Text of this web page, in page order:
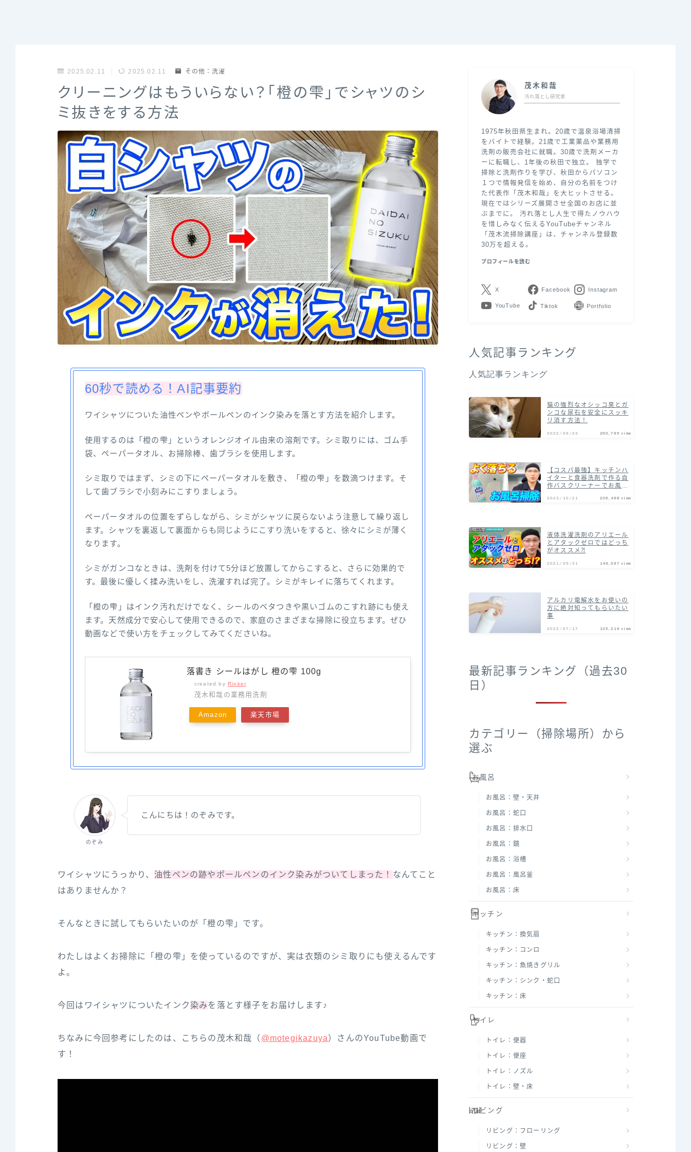
2025.02.11 2025.02.11 その他：洗濯
クリーニングはもういらない？「橙の雫」でシャツのシ
ミ抜きをする方法
60秒で読める！AI記事要約
ワイシャツについた油性ペンやボールペンのインク染みを落とす方法を紹介します。
使用するのは「橙の雫」というオレンジオイル由来の溶剤です。シミ取りには、ゴム手
袋、ペーパータオル、お掃除棒、歯ブラシを使用します。
シミ取りではまず、シミの下にペーパータオルを敷き、「橙の雫」を数滴つけます。そ
して歯ブラシで小刻みにこすりましょう。
ペーパータオルの位置をずらしながら、シミがシャツに戻らないよう注意して繰り返し
ます。シャツを裏返して裏面からも同じようにこすり洗いをすると、徐々にシミが薄く
なります。
シミがガンコなときは、洗剤を付けて5分ほど放置してからこすると、さらに効果的で
す。最後に優しく揉み洗いをし、洗濯すれば完了。シミがキレイに落ちてくれます。
「橙の雫」はインク汚れだけでなく、シールのベタつきや黒いゴムのこすれ跡にも使え
ます。天然成分で安心して使用できるので、家庭のさまざまな掃除に役立ちます。ぜひ
動画などで使い方をチェックしてみてくださいね。
落書き シールはがし 橙の雫 100g
created by Rinker
茂木和哉の業務用洗剤
Amazon 楽天市場
のぞみ
こんにちは！のぞみです。
ワイシャツにうっかり、 油性ペンの跡やポールペンのインク染みがついてしまった！ なんてこと
はありませんか？
そんなときに試してもらいたいのが「橙の雫」です。
わたしはよくお掃除に「橙の雫」を使っているのですが、実は衣類のシミ取りにも使えるんです
よ。
今回はワイシャツについたインク 染みを落とす様子をお届けします♪
ちなみに今回参‌考‌に‌し‌た‌の‌は、‌こ‌ち‌ら‌の‌茂‌木‌和‌哉‌（‌‌ @motegikazuya‌‌）‌さ‌ん‌の‌YouTube‌動‌画‌で‌
す！
茂木和哉
汚れ落とし研究家
1975年秋田県生まれ。20歳で温泉浴場清掃
をバイトで経験。21歳で工業薬品や業務用
洗剤の販売会社に就職。30歳で洗剤メーカ
ーに転職し、1年後の秋田で独立。 独学で
掃除と洗剤作りを学び、秋田からパソコン
１つで情報発信を始め、自分の名前をつけ
た代表作「茂木和哉」を大ヒットさせる。
現在ではシリーズ展開させ全国のお店に並
ぶまでに。 汚れ落とし人生で得たノウハウ
を惜しみなく伝えるYouTubeチャンネル
「茂木流掃除講座」は、チャンネル登録数
30万を超える。
プロフィールを読む
X Facebook Instagram
YouTube LINE Contact
人気記事ランキング
人気記事ランキング
猫の強烈なオシッコ臭とガ
ンコな尿石を安全にスッキ
リ消す方法！
2022/09/23 290,795 view
【コスパ最強】キッチンハ
イターと食器洗剤で作る自
作バスクリーナーでお風呂
術！
2023/10/21 236,498 view
液体洗濯洗剤のアリエール
とアタックゼロではどっち
がオススメ⁈
2021/05/31 149,097 view
アルカリ電解水をお使いの
方に絶対知ってもらいたい
事
2022/07/17 135,219 view
最新記事ランキング（過去30
日）
カテゴリー（掃除場所）から
選ぶ
お風呂
お風呂：壁・天井
お風呂：蛇口
お風呂：排水口
お風呂：鏡
お風呂：浴槽
お風呂：風呂釜
お風呂：床
キッチン
キッチン：換気扇
キッチン：コンロ
キッチン：魚焼きグリル
キッチン：シンク・蛇口
キッチン：床
トイレ
トイレ：便器
トイレ：便座
トイレ：ノズル
トイレ：壁・床
リビング
リビング：フローリング
リビング：壁